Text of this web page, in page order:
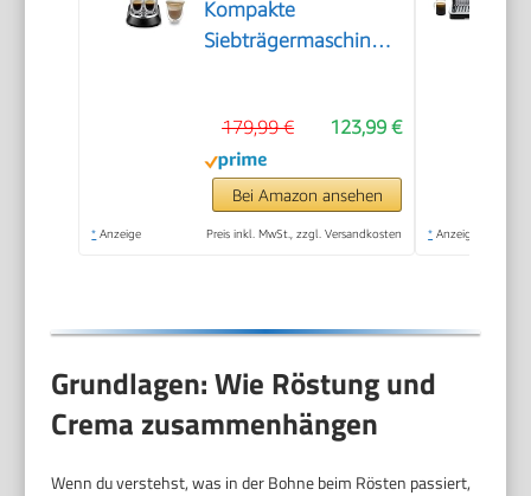
Kompakte
Siebträgermaschine
Milchaufschäumer für
Espresso und
Cappuccino, ESE Pad
geeignet, 15cm breit,
123,99 €
179,99 €
Bei Amazon ansehen
* Anzeige Preis inkl. MwSt., zzgl. Versandkosten * Anzeige
Grundlagen: Wie Röstung und
Crema zusammenhängen
Wenn du verstehst, was in der Bohne beim Rösten passiert,